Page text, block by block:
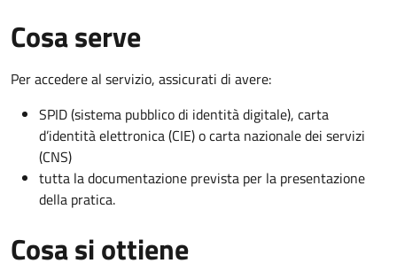
Cosa serve
Per accedere al servizio, assicurati di avere:
SPID (sistema pubblico di identità digitale), carta
d’identità elettronica (CIE) o carta nazionale dei servizi
(CNS)
tutta la documentazione prevista per la presentazione
della pratica.
Cosa si ottiene